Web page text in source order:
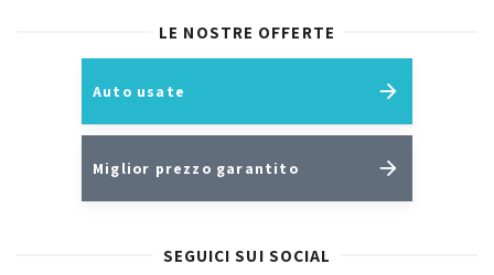
LE NOSTRE OFFERTE
Auto usate
Miglior prezzo garantito
SEGUICI SUI SOCIAL